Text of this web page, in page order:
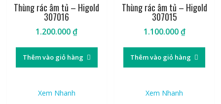
Thùng rác âm tủ – Higold
307016
1.200.000₫
Thêm vào giỏ hàng
Xem Nhanh
Thùng rác âm tủ – Higold
307015
1.100.000₫
Thêm vào giỏ hàng
Xem Nhanh